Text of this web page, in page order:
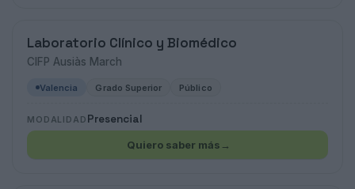
Laboratorio Clínico y Biomédico
CIFP Ausiàs March
Valencia Grado Superior Público
MODALIDAD Presencial
Quiero saber más →